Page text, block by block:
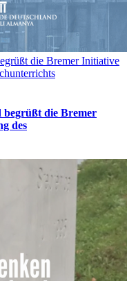
die Bremer Initiative
begrüßt die Bremer
des